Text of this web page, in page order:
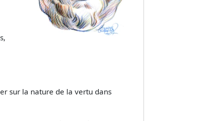
sur la nature de la vertu dans